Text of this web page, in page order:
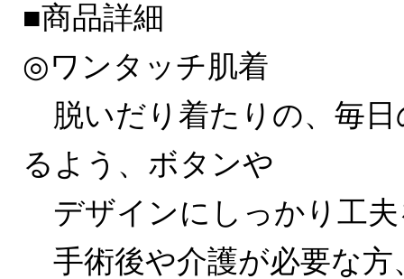
■商品詳細
◎ワンタッチ肌着
脱いだり着たりの、毎日
るよう、ボタンや
デザインにしっかり工
手術後や介護が必要な方